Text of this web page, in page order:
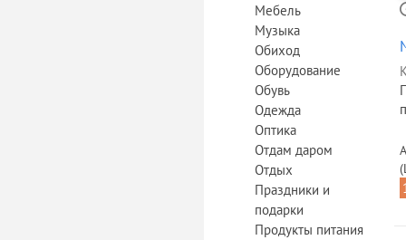
Мебель
Музыка
Обиход
Оборудование
Обувь
Одежда
Оптика
Отдам даром
Отдых
Праздники и
подарки
Продукты питания